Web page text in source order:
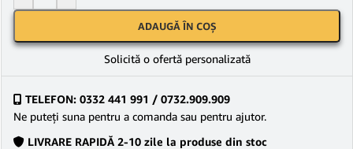
ADAUGĂ ÎN COȘ
Solicită o ofertă personalizată
TELEFON: 0332 441 991 / 0732.909.909
Ne puteţi suna pentru a comanda sau pentru ajutor.
LIVRARE RAPIDĂ 2-10 zile la produse din stoc